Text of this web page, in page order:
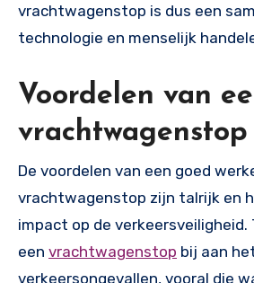
vrachtwagenstop is dus een
technologie en menselijk
Voordelen van
vrachtwagenstop
De voordelen van een goed
vrachtwagenstop zijn talrijk en
impact op de
een vrachtwagenstop bij aan
verkeersongevallen, vooral die